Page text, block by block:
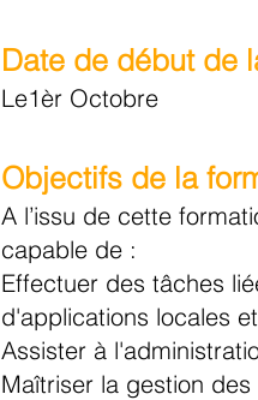
Date de début de
Le1èr Octobre
Objectifs de la
A l’issu de cette
capable de :
Effectuer des tâches
d'applications locales
Assister à
Maîtriser la gestion